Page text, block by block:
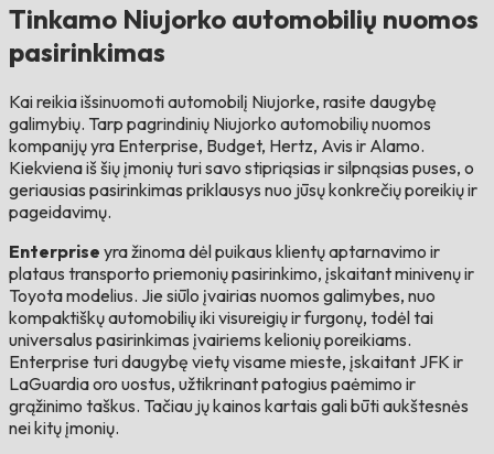
Tinkamo Niujorko automobilių nuomos
pasirinkimas
Kai reikia išsinuomoti automobilį Niujorke, rasite daugybę
galimybių. Tarp pagrindinių Niujorko automobilių nuomos
kompanijų yra Enterprise, Budget, Hertz, Avis ir Alamo.
Kiekviena iš šių įmonių turi savo stipriąsias ir silpnąsias puses, o
geriausias pasirinkimas priklausys nuo jūsų konkrečių poreikių ir
pageidavimų.
Enterprise yra žinoma dėl puikaus klientų aptarnavimo ir
plataus transporto priemonių pasirinkimo, įskaitant minivenų ir
Toyota modelius. Jie siūlo įvairias nuomos galimybes, nuo
kompaktiškų automobilių iki visureigių ir furgonų, todėl tai
universalus pasirinkimas įvairiems kelionių poreikiams.
Enterprise turi daugybę vietų visame mieste, įskaitant JFK ir
LaGuardia oro uostus, užtikrinant patogius paėmimo ir
grąžinimo taškus. Tačiau jų kainos kartais gali būti aukštesnės
nei kitų įmonių.